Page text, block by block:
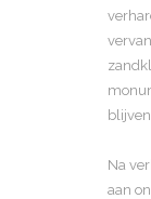
Na
aan